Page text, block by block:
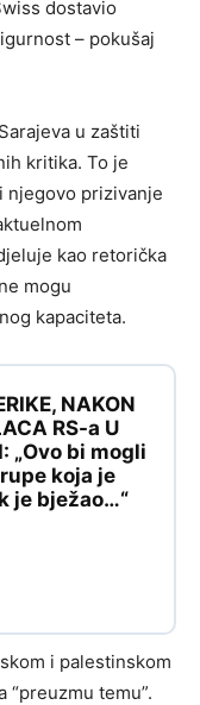
dostavio
– pokušaj
u zaštiti
kritika. To je
njegovo prizivanje
kao retorička
mogu
kapaciteta.
NAKON
RS-a U
„Ovo bi mogli
koja je
je bježao…“
i palestinskom
temu”.